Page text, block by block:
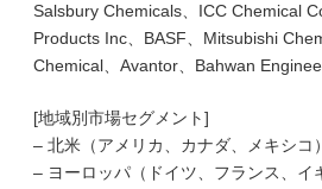
Salsbury Chemicals、ICC Chemical
Products Inc、BASF、Mitsubishi
Chemical、Avantor、Bahwan
[地域別市場セグメント]
– 北米（アメリカ、カナダ、メキシコ）
– ヨーロッパ（ドイツ、フランス、イ